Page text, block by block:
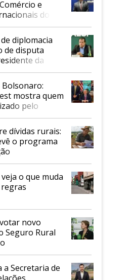
e
do
diplomacia
de disputa
da
Bolsonaro:
mostra quem
pelo
dívidas rurais:
o programa
o que muda
novo
Seguro Rural
a Secretaria de